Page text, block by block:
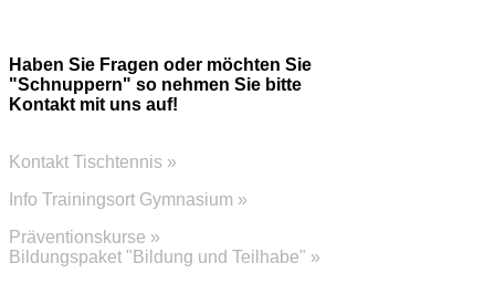
Haben Sie Fragen oder möchten Sie
"Schnuppern" so nehmen Sie bitte
Kontakt mit uns auf!
Kontakt Tischtennis »
Info Trainingsort Gymnasium »
Präventionskurse »
Bildungspaket "Bildung und Teilhabe" »